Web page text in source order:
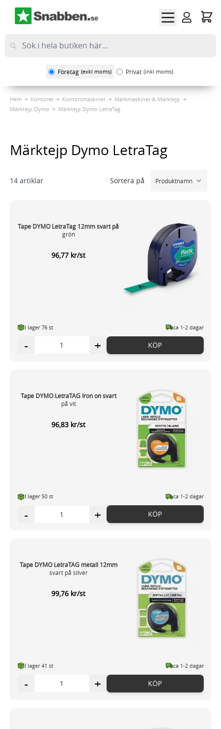
Företag (exkl moms) Privat (inkl moms)
Hem Kontoret Kontorsmaskiner
Märkmaskiner & Märktejp
Märktejp Dymo
Märktejp Dymo LetraTag
Märktejp Dymo LetraTag
14 artiklar Sortera på
Tape DYMO LetraTag 12mm svart på
grön
96,77 kr/st
I lager 76 st ca 1-2 dagar
- + KÖP
Tape DYMO LetraTAG Iron on svart
på vit
96,83 kr/st
I lager 50 st ca 1-2 dagar
- + KÖP
Tape DYMO LetraTAG metall 12mm
svart på silver
99,76 kr/st
I lager 41 st ca 1-2 dagar
- + KÖP